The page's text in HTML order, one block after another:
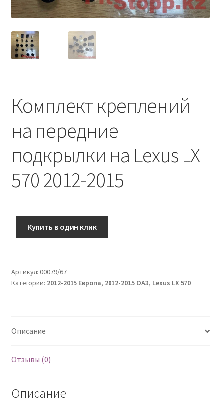
Комплект креплений
на передние
подкрылки на Lexus LX
570 2012-2015
Купить в один клик
Артикул: 00079/67
Категории: 2012-2015 Европа, 2012-2015 ОАЭ, Lexus LX 570
Описание
Отзывы (0)
Описание